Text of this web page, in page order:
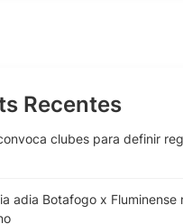
Recentes
clubes para definir
adia Botafogo x Fluminense